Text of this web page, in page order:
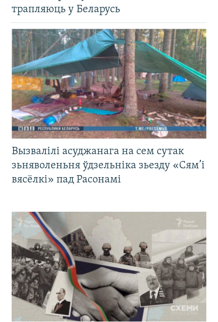
трапляюць у Беларусь
Вызвалілі асуджанага на сем сутак
зьняволеньня ўдзельніка зьезду «Сям’і
вясёлкі» пад Расонамі